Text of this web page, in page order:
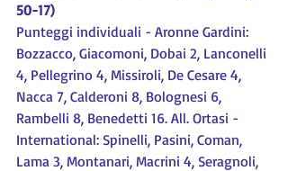
50-17)
Punteggi individuali - Aronne Gardini:
Bozzacco, Giacomoni, Dobai 2, Lanconelli
4, Pellegrino 4, Missiroli, De Cesare 4,
Nacca 7, Calderoni 8, Bolognesi 6,
Rambelli 8, Benedetti 16. All. Ortasi -
International: Spinelli, Pasini, Coman,
Lama 3, Montanari, Macrini 4, Seragnoli,